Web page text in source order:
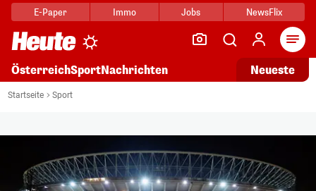
E-Paper Immo Jobs NewsFlix
ÖsterreichSportNachrichten Neueste
Startseite Sport